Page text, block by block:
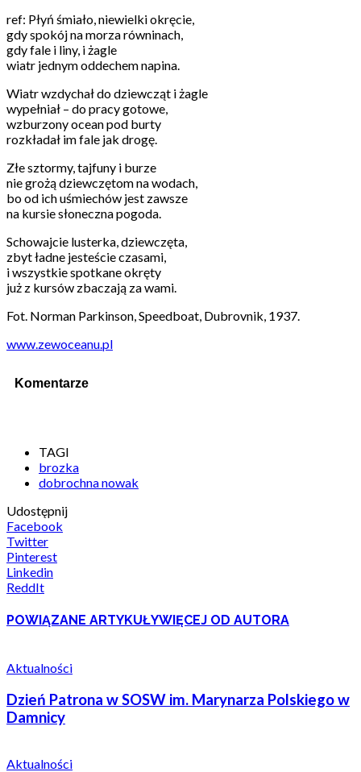
ref: Płyń śmiało, niewielki okręcie,
gdy spokój na morza równinach,
gdy fale i liny, i żagle
wiatr jednym oddechem napina.
Wiatr wzdychał do dziewcząt i żagle
wypełniał – do pracy gotowe,
wzburzony ocean pod burty
rozkładał im fale jak drogę.
Złe sztormy, tajfuny i burze
nie grożą dziewczętom na wodach,
bo od ich uśmiechów jest zawsze
na kursie słoneczna pogoda.
Schowajcie lusterka, dziewczęta,
zbyt ładne jesteście czasami,
i wszystkie spotkane okręty
już z kursów zbaczają za wami.
Fot. Norman Parkinson, Speedboat, Dubrovnik, 1937.
www.zewoceanu.pl
Komentarze
TAGI
brozka
dobrochna nowak
Udostępnij
Facebook
Twitter
Pinterest
Linkedin
ReddIt
POWIĄZANE ARTYKUŁYWIĘCEJ OD AUTORA
Aktualności
Dzień Patrona w SOSW im. Marynarza Polskiego w
Damnicy
Aktualności